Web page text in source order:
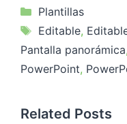
Categorías
Plantillas
Etiquetas
Editable,
Pantalla panorámica,
PowerPoint,
Related Posts